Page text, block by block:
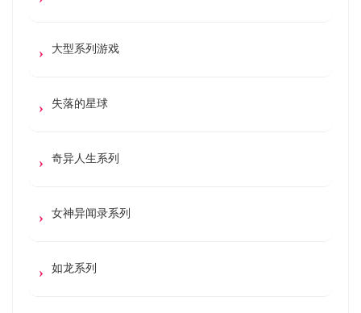
大型系列游戏
失落的星球
奇异人生系列
女神异闻录系列
如龙系列